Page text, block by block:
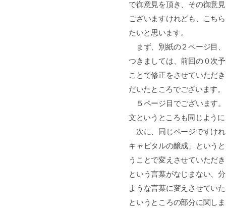
で御意見を頂き、その御意
ございますけれども、こち
たいと思います。
まず、別紙の２ページ目
つきましては、前回の０次
ことで修正をさせていただ
だいたところでございます。
５ページ目でございます
文というところも同じよう
次に、同じページですけ
キャピタルの醸成」という
うことで変えさせていただ
という言葉がなじまない、
ような言葉に変えさせてい
というところの部分に関し